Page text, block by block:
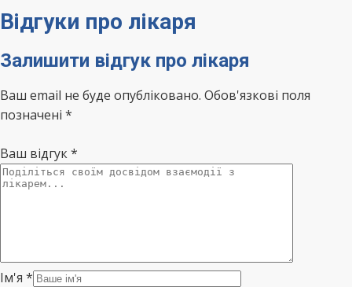
Відгуки про лікаря
Залишити відгук про лікаря
Ваш email не буде опубліковано. Обов'язкові поля
позначені *
Ваш відгук*
Ім'я *